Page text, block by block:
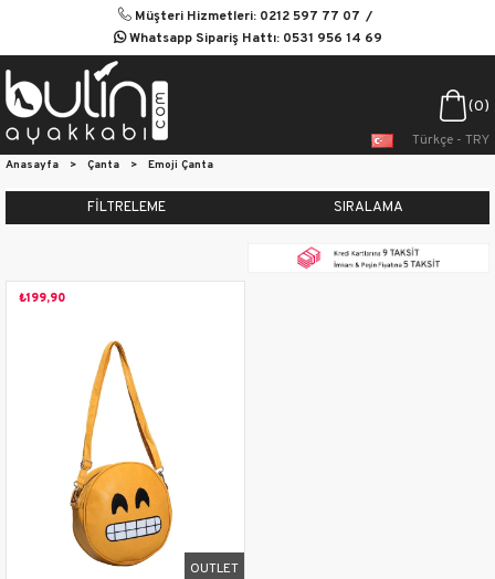
Müşteri Hizmetleri: 0212 597 77 07
Whatsapp Sipariş Hattı: 0531 956 14 69
0
Türkçe - TRY
Anasayfa > Çanta > Emoji Çanta
FILTRELEME SIRALAMA
₺199,90
OUTLET